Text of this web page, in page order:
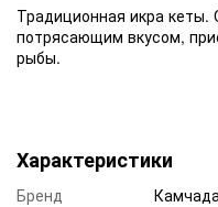
Традиционная икра
потрясающим вкусом,
рыбы.
Характеристики
Бренд